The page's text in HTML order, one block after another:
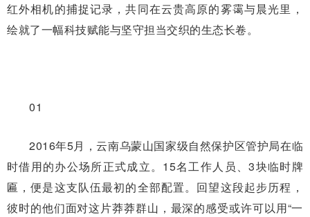
红外相机的捕捉记录，共同在云贵高原的雾霭与晨光里，
绘就了一幅科技赋能与坚守担当交织的生态长卷。
01
2016年5月，云南乌蒙山国家级自然保护区管护局在临
时借用的办公场所正式成立。15名工作人员、3块临时牌
匾，便是这支队伍最初的全部配置。回望这段起步历程，
彼时的他们面对这片莽莽群山，最深的感受或许可以用“一